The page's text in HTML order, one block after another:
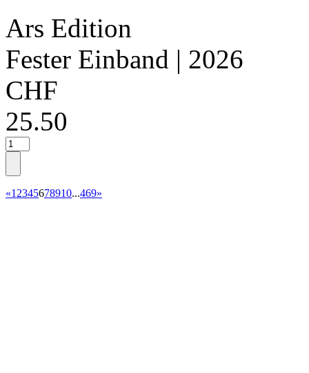
Ars Edition
Fester Einband | 2026
CHF
25.50
«1 2345678910...469»